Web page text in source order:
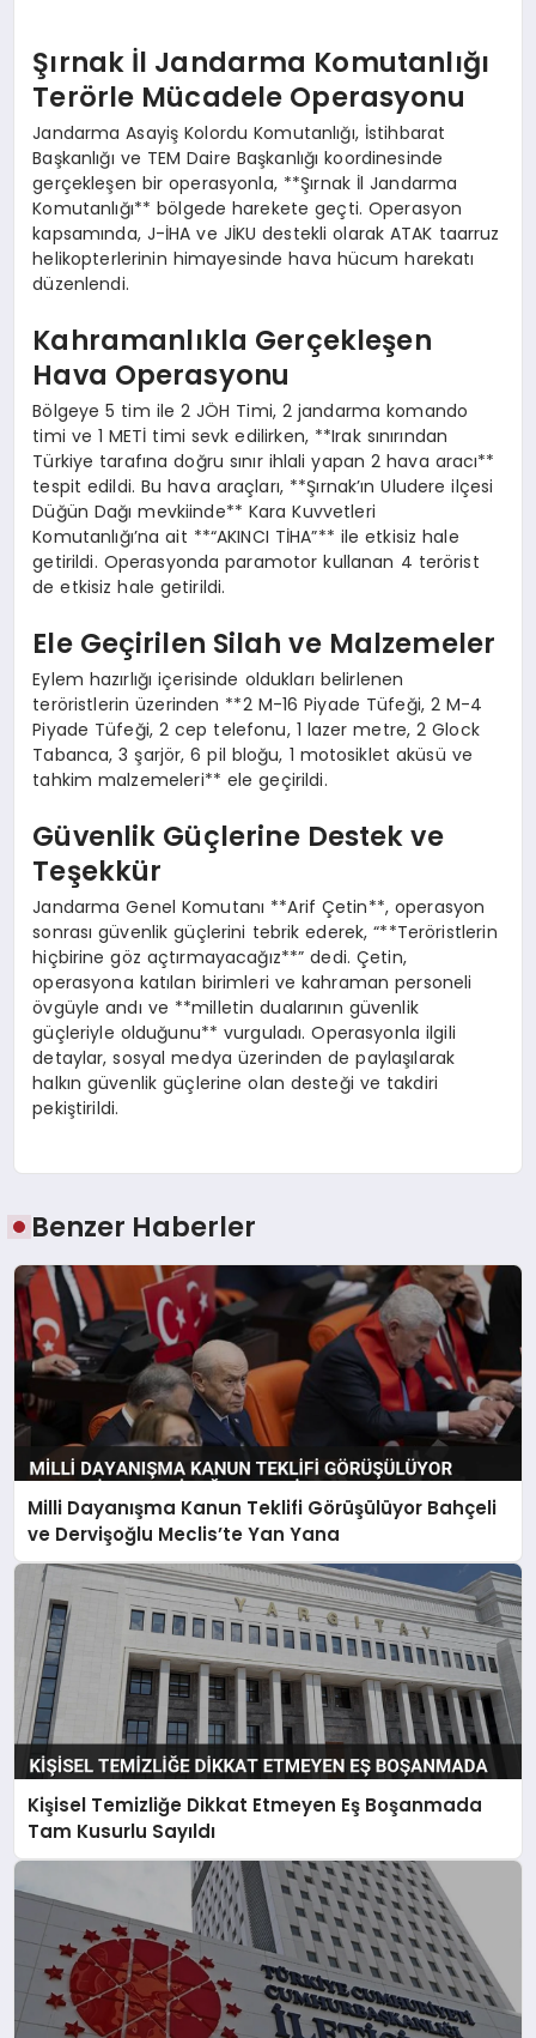
Şırnak İl Jandarma Komutanlığı
Terörle Mücadele Operasyonu
Jandarma Asayiş Kolordu Komutanlığı, İstihbarat
Başkanlığı ve TEM Daire Başkanlığı koordinesinde
gerçekleşen bir operasyonla, **Şırnak İl Jandarma
Komutanlığı** bölgede harekete geçti. Operasyon
kapsamında, J-İHA ve JİKU destekli olarak ATAK taarruz
helikopterlerinin himayesinde hava hücum harekatı
düzenlendi.
Kahramanlıkla Gerçekleşen
Hava Operasyonu
Bölgeye 5 tim ile 2 JÖH Timi, 2 jandarma komando
timi ve 1 METİ timi sevk edilirken, **Irak sınırından
Türkiye tarafına doğru sınır ihlali yapan 2 hava aracı**
tespit edildi. Bu hava araçları, **Şırnak’ın Uludere ilçesi
Düğün Dağı mevkiinde** Kara Kuvvetleri
Komutanlığı’na ait **“AKINCI TİHA”** ile etkisiz hale
getirildi. Operasyonda paramotor kullanan 4 terörist
de etkisiz hale getirildi.
Ele Geçirilen Silah ve Malzemeler
Eylem hazırlığı içerisinde oldukları belirlenen
teröristlerin üzerinden **2 M-16 Piyade Tüfeği, 2 M-4
Piyade Tüfeği, 2 cep telefonu, 1 lazer metre, 2 Glock
Tabanca, 3 şarjör, 6 pil bloğu, 1 motosiklet aküsü ve
tahkim malzemeleri** ele geçirildi.
Güvenlik Güçlerine Destek ve
Teşekkür
Jandarma Genel Komutanı **Arif Çetin**, operasyon
sonrası güvenlik güçlerini tebrik ederek, “**Teröristlerin
hiçbirine göz açtırmayacağız**” dedi. Çetin,
operasyona katılan birimleri ve kahraman personeli
övgüyle andı ve **milletin dualarının güvenlik
güçleriyle olduğunu** vurguladı. Operasyonla ilgili
detaylar, sosyal medya üzerinden de paylaşılarak
halkın güvenlik güçlerine olan desteği ve takdiri
pekiştirildi.
Benzer Haberler
Milli Dayanışma Kanun Teklifi Görüşülüyor Bahçeli
ve Dervişoğlu Meclis’te Yan Yana
Kişisel Temizliğe Dikkat Etmeyen Eş Boşanmada
Tam Kusurlu Sayıldı